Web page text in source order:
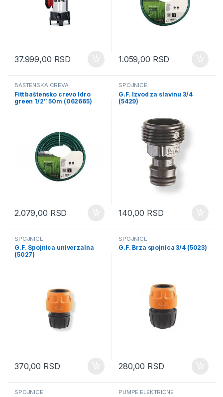
37.999,00 RSD 1.059,00 RSD
BAŠTENSKA CREVA
Fitt baštensko crevo Idro
green 1/2″ 50m (062665)
2.079,00 RSD
SPOJNICE
G.F. Izvod za slavinu 3/4
(5429)
140,00 RSD
SPOJNICE
G.F. Spojnica univerzalna
(5027)
370,00 RSD
SPOJNICE
G.F. Brza spojnica 3/4 (5023)
280,00 RSD
SPOJNICE PUMPE ELEKTRIČNE